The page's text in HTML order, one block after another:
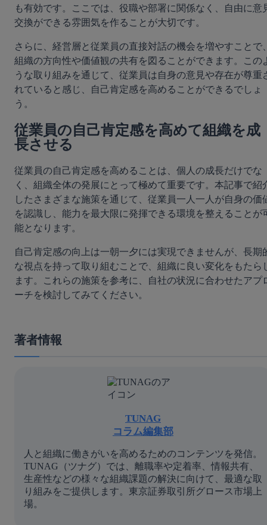
も有効です。ここでは、役職や部署に関係なく、自由に意
交換ができる雰囲気を作ることが大切です。
さらに、経営層と従業員の直接対話の機会を増やすことで
組織の方向性や価値観の共有を図ることができます。この
うな取り組みを通じて、従業員は自身の意見や存在が尊重
れていると感じ、自己肯定感を高めることができるでしょ
う。
従業員の自己肯定感を高めて組織を成
長させる
従業員の自己肯定感を高めることは、個人の成長だけでな
く、組織全体の発展にとって極めて重要です。本記事で紹
したさまざまな施策を通じて、従業員一人一人が自身の価
を認識し、能力を最大限に発揮できる環境を整えることが
能となります。
自己肯定感の向上は一朝一夕には実現できませんが、長期
な視点を持って取り組むことで、組織に良い変化をもたら
ます。これらの施策を参考に、自社の状況に合わせたアプ
ーチを検討してみてください。
著者情報
TUNAG
コラム編集部
人と組織に働きがいを高めるためのコンテンツを発信。
TUNAG（ツナグ）では、離職率や定着率、情報共有、
生産性などの様々な組織課題の解決に向けて、最適な取
り組みをご提供します。東京証券取引所グロース市場上
場。